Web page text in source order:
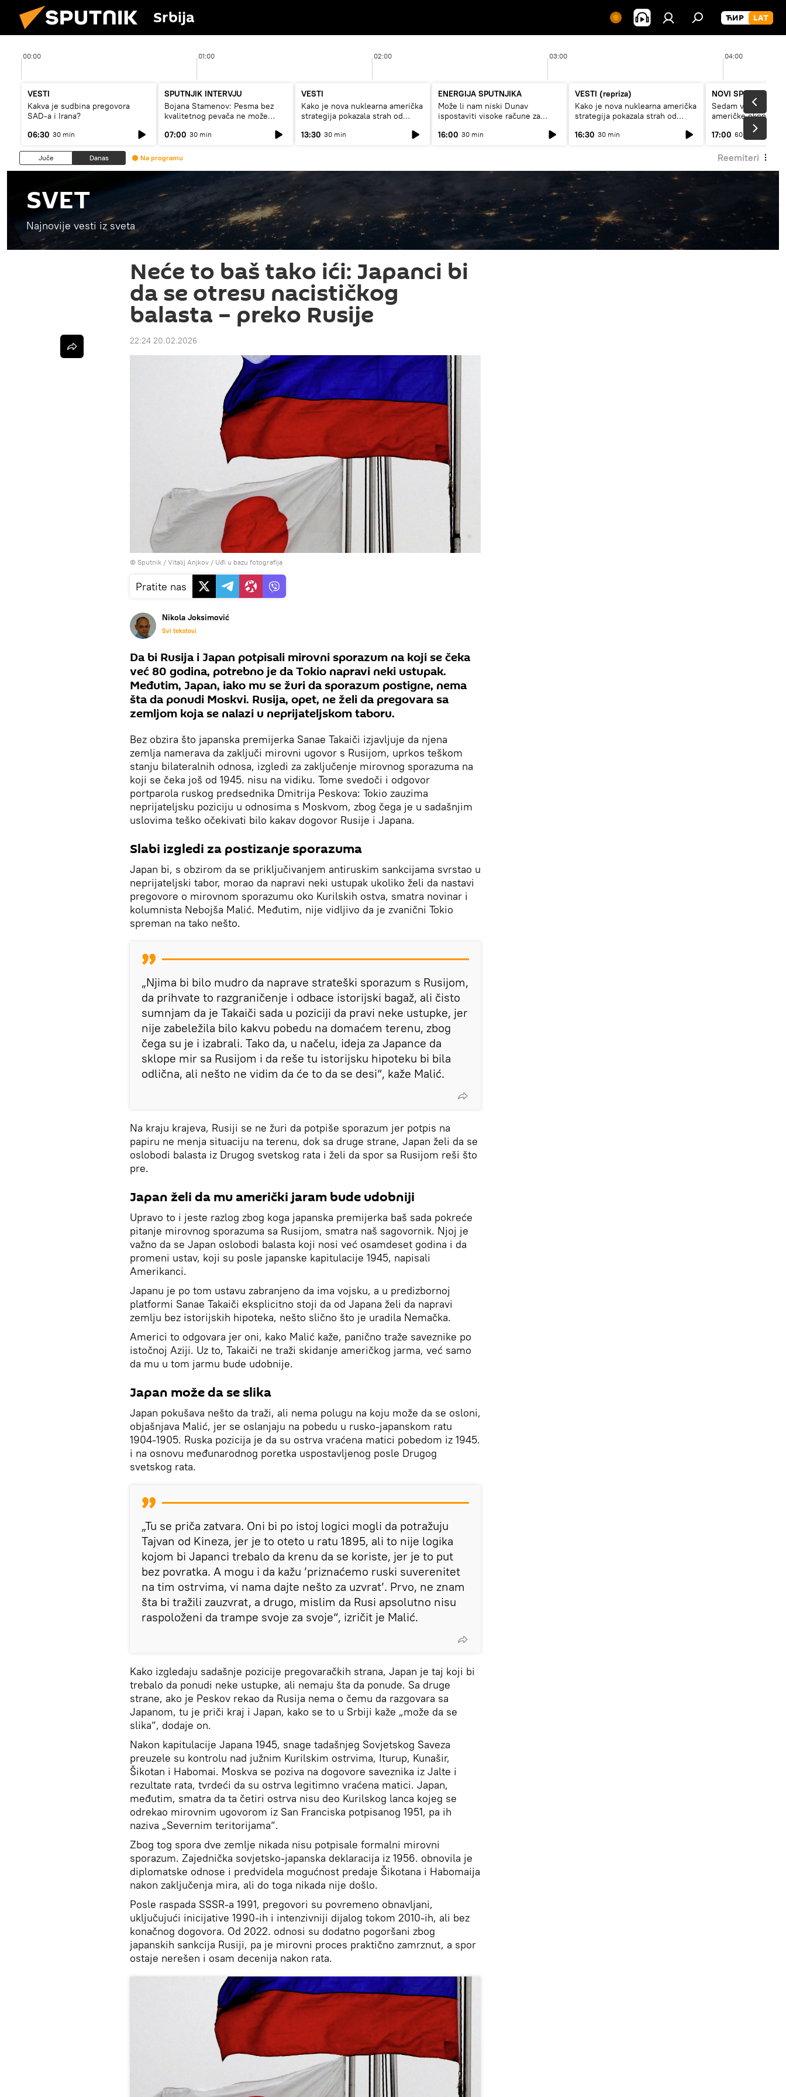
Srbija
00:00 01:00 02:00 03:00 04:00
VESTI
Kakva je sudbina pregovora
SAD-a i Irana?
06:30 30 min
SPUTNJIK INTERVJU
Bojana Stamenov: Pesma bez
kvalitetnog pevača ne može
07:00 30 min
VESTI
Kako je nova nuklearna američka
strategija pokazala strah od
13:30 30 min
ENERGIJA SPUTNJIKA
Može li nam niski Dunav
ispostaviti visoke račune za
16:00 30 min
VESTI (repriza)
Kako je nova nuklearna američka
strategija pokazala strah od
16:30 30 min
NOVI SPUTNJIK
Sedam
američke
17:00 60 min
Juče Danas Na programu Reemiteri
SVET
Najnovije vesti iz sveta
Neće to baš tako ići: Japanci bi
da se otresu nacističkog
balasta – preko Rusije
22:24 20.02.2026
© Sputnik / Vitalij Anjkov / Uđi u bazu fotografija
Pratite nas
Nikola Joksimović
Svi tekstovi
Da bi Rusija i Japan potpisali mirovni sporazum na koji se čeka
već 80 godina, potrebno je da Tokio napravi neki ustupak.
Međutim, Japan, iako mu se žuri da sporazum postigne, nema
šta da ponudi Moskvi. Rusija, opet, ne želi da pregovara sa
zemljom koja se nalazi u neprijateljskom taboru.
Bez obzira što japanska premijerka Sanae Takaiči izjavljuje da njena
zemlja namerava da zaključi mirovni ugovor s Rusijom, uprkos teškom
stanju bilateralnih odnosa, izgledi za zaključenje mirovnog sporazuma na
koji se čeka još od 1945. nisu na vidiku. Tome svedoči i odgovor
portparola ruskog predsednika Dmitrija Peskova: Tokio zauzima
neprijateljsku poziciju u odnosima s Moskvom, zbog čega je u sadašnjim
uslovima teško očekivati bilo kakav dogovor Rusije i Japana.
Slabi izgledi za postizanje sporazuma
Japan bi, s obzirom da se priključivanjem antiruskim sankcijama svrstao u
neprijateljski tabor, morao da napravi neki ustupak ukoliko želi da nastavi
pregovore o mirovnom sporazumu oko Kurilskih ostva, smatra novinar i
kolumnista Nebojša Malić. Međutim, nije vidljivo da je zvanični Tokio
spreman na tako nešto.
„Njima bi bilo mudro da naprave strateški sporazum s Rusijom,
da prihvate to razgraničenje i odbace istorijski bagaž, ali čisto
sumnjam da je Takaiči sada u poziciji da pravi neke ustupke, jer
nije zabeležila bilo kakvu pobedu na domaćem terenu, zbog
čega su je i izabrali. Tako da, u načelu, ideja za Japance da
sklope mir sa Rusijom i da reše tu istorijsku hipoteku bi bila
odlična, ali nešto ne vidim da će to da se desi“, kaže Malić.
Na kraju krajeva, Rusiji se ne žuri da potpiše sporazum jer potpis na
papiru ne menja situaciju na terenu, dok sa druge strane, Japan želi da se
oslobodi balasta iz Drugog svetskog rata i želi da spor sa Rusijom reši što
pre.
Japan želi da mu američki jaram bude udobniji
Upravo to i jeste razlog zbog koga japanska premijerka baš sada pokreće
pitanje mirovnog sporazuma sa Rusijom, smatra naš sagovornik. Njoj je
važno da se Japan oslobodi balasta koji nosi već osamdeset godina i da
promeni ustav, koji su posle japanske kapitulacije 1945, napisali
Amerikanci.
Japanu je po tom ustavu zabranjeno da ima vojsku, a u predizbornoj
platformi Sanae Takaiči eksplicitno stoji da od Japana želi da napravi
zemlju bez istorijskih hipoteka, nešto slično što je uradila Nemačka.
Americi to odgovara jer oni, kako Malić kaže, panično traže saveznike po
istočnoj Aziji. Uz to, Takaiči ne traži skidanje američkog jarma, već samo
da mu u tom jarmu bude udobnije.
Japan može da se slika
Japan pokušava nešto da traži, ali nema polugu na koju može da se osloni,
objašnjava Malić, jer se oslanjaju na pobedu u rusko-japanskom ratu
1904-1905. Ruska pozicija je da su ostrva vraćena matici pobedom iz 1945.
i na osnovu međunarodnog poretka uspostavljenog posle Drugog
svetskog rata.
„Tu se priča zatvara. Oni bi po istoj logici mogli da potražuju
Tajvan od Kineza, jer je to oteto u ratu 1895, ali to nije logika
kojom bi Japanci trebalo da krenu da se koriste, jer je to put
bez povratka. A mogu i da kažu ’priznaćemo ruski suverenitet
na tim ostrvima, vi nama dajte nešto za uzvrat’. Prvo, ne znam
šta bi tražili zauzvrat, a drugo, mislim da Rusi apsolutno nisu
raspoloženi da trampe svoje za svoje“, izričit je Malić.
Kako izgledaju sadašnje pozicije pregovaračkih strana, Japan je taj koji bi
trebalo da ponudi neke ustupke, ali nemaju šta da ponude. Sa druge
strane, ako je Peskov rekao da Rusija nema o čemu da razgovara sa
Japanom, tu je priči kraj i Japan, kako se to u Srbiji kaže „može da se
slika“, dodaje on.
Nakon kapitulacije Japana 1945, snage tadašnjeg Sovjetskog Saveza
preuzele su kontrolu nad južnim Kurilskim ostrvima, Iturup, Kunašir,
Šikotan i Habomai. Moskva se poziva na dogovore saveznika iz Jalte i
rezultate rata, tvrdeći da su ostrva legitimno vraćena matici. Japan,
međutim, smatra da ta četiri ostrva nisu deo Kurilskog lanca kojeg se
odrekao mirovnim ugovorom iz San Franciska potpisanog 1951, pa ih
naziva „Severnim teritorijama“.
Zbog tog spora dve zemlje nikada nisu potpisale formalni mirovni
sporazum. Zajednička sovjetsko-japanska deklaracija iz 1956. obnovila je
diplomatske odnose i predvidela mogućnost predaje Šikotana i Habomaija
nakon zaključenja mira, ali do toga nikada nije došlo.
Posle raspada SSSR-a 1991, pregovori su povremeno obnavljani,
uključujući inicijative 1990-ih i intenzivniji dijalog tokom 2010-ih, ali bez
konačnog dogovora. Od 2022. odnosi su dodatno pogoršani zbog
japanskih sankcija Rusiji, pa je mirovni proces praktično zamrznut, a spor
ostaje nerešen i osam decenija nakon rata.